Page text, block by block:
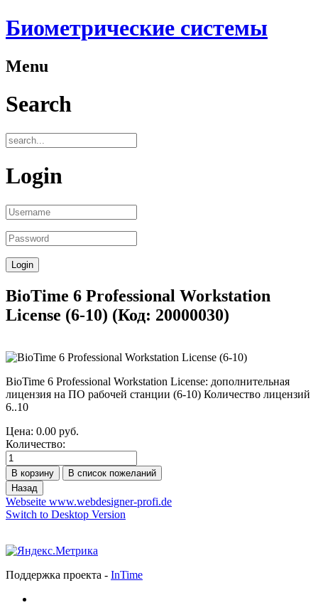
Биометрические системы
Menu
Search
Login
BioTime 6 Professional Workstation
License (6-10) (Код: 20000030)
BioTime 6 Professional Workstation License: дополнительная
лицензия на ПО рабочей станции (6-10) Количество лицензий
6..10
Цена: 0.00 руб.
Количество:
Webseite www.webdesigner-profi.de
Switch to Desktop Version
Поддержка проекта - InTime